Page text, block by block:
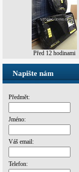
Před 12 hodinami
Před 1 dnem
Napište nám
Předmět:
Jméno:
Váš email:
Telefon: